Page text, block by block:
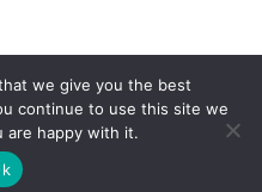
webmasters
we give you the best
continue to use this site we
are happy with it.